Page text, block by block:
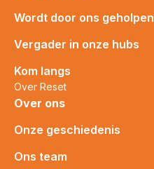
Wordt door ons geholpen
Vergader in onze hubs
Kom langs
Over Reset
Over ons
Onze geschiedenis
Ons team